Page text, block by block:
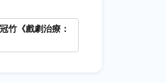
竹《戲劇治療：